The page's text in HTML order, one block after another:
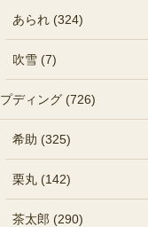
あられ (324)
吹雪 (7)
プディング (726)
希助 (325)
栗丸 (142)
茶太郎 (290)